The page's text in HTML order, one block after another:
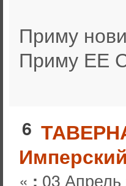
Приму
Приму ЕЕ
6
« : 03 Апрель